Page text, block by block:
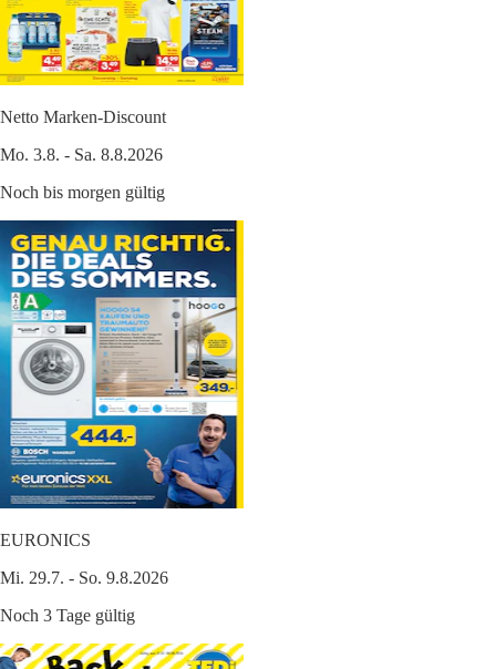
Netto Marken-Discount
Mo. 3.8. - Sa. 8.8.2026
Noch bis morgen gültig
EURONICS
Mi. 29.7. - So. 9.8.2026
Noch 3 Tage gültig